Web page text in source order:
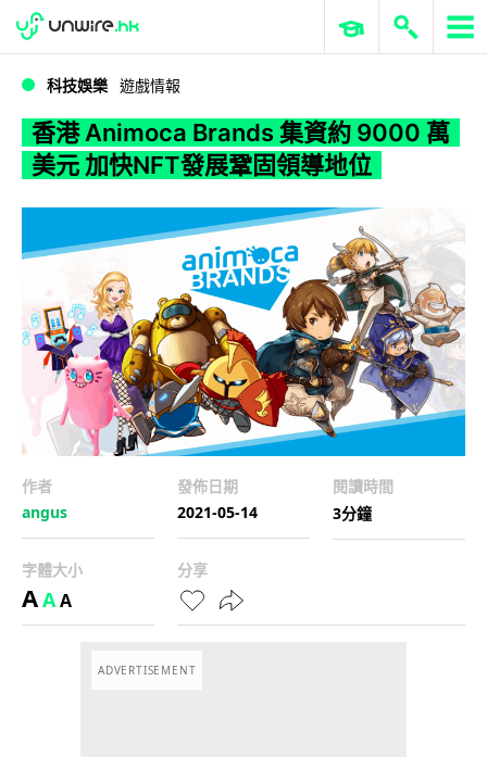
WWDC 2026 ERP 與商業 AI
科技娛樂 遊戲情報
香港 Animoca Brands 集資約 9000 萬
美元 加快NFT發展鞏固領導地位
作者
angus
發佈日期
2021-05-14
閱讀時間
3分鐘
字體大小
AAA
分享
ADVERTISEMENT